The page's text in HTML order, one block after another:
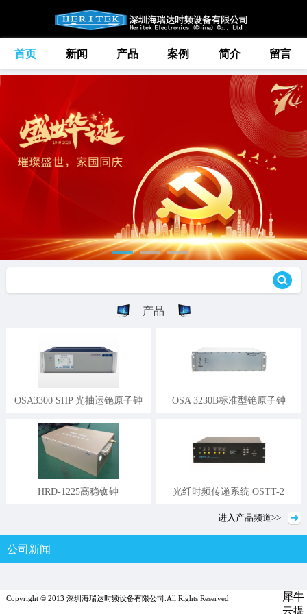
首页 新闻 产品 案例 简介 留言
产品
OSA3300 SHP 光抽运铯原子钟 OSA 3230B标准型铯原子钟
HRD-1225高稳铷钟 光纤时频传递系统 OSTT-2
进入 产品频道>>
公司新闻
Copyright © 2013 深圳海瑞达时频设备有限公司.All Rights Reserved
犀牛
云提